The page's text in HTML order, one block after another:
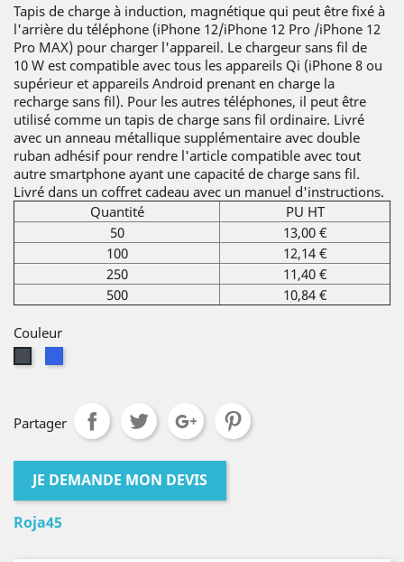
Tapis de charge à induction, magnétique qui peut être fixé à
l'arrière du téléphone (iPhone 12/iPhone 12 Pro /iPhone 12
Pro MAX) pour charger l'appareil. Le chargeur sans fil de
10 W est compatible avec tous les appareils Qi (iPhone 8 ou
supérieur et appareils Android prenant en charge la
recharge sans fil). Pour les autres téléphones, il peut être
utilisé comme un tapis de charge sans fil ordinaire. Livré
avec un anneau métallique supplémentaire avec double
ruban adhésif pour rendre l'article compatible avec tout
autre smartphone ayant une capacité de charge sans fil.
Livré dans un coffret cadeau avec un manuel d'instructions.
Quantité
PU HT
50
13,00 €
100
12,14 €
250
11,40 €
500
10,84 €
Couleur
Partager
JE DEMANDE MON DEVIS
Roja45